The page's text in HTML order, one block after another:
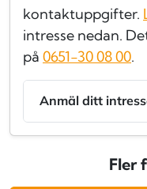
kontaktuppgifter.
intresse nedan.
på 0651-30 08 00.
Anmäl ditt
Fler